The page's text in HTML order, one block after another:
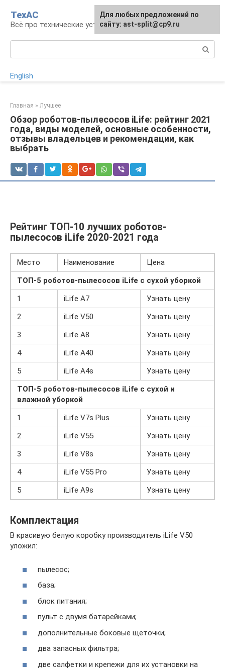
контенту
ТехАС
Всё про технические устройства
English
Главная » Лучшее
Обзор роботов-пылесосов iLife: рейтинг 2021
года, виды моделей, основные особенности,
отзывы владельцев и рекомендации, как
выбрать
Рейтинг ТОП-10 лучших роботов-
пылесосов iLife 2020-2021 года
Место Наименование
Цена
ТОП-5 роботов-пылесосов iLife с сухой уборкой
1
iLife A7
Узнать цену
2
iLife V50
Узнать цену
3
iLife A8
Узнать цену
4
iLife A40
Узнать цену
5
iLife A4s
Узнать цену
ТОП-5 роботов-пылесосов iLife с сухой и
влажной уборкой
1
iLife V7s Plus
Узнать цену
2
iLife V55
Узнать цену
3
iLife V8s
Узнать цену
4
iLife V55 Pro
Узнать цену
5
iLife A9s Узнать цену
Комплектация
В красивую белую коробку производитель iLife V50
уложил:
пылесос;
база;
блок питания;
пульт с двумя батарейками;
дополнительные боковые щеточки;
два запасных фильтра;
две салфетки и крепежи для их установки на
Для любых предложений по
сайту: ast-split@cp9.ru